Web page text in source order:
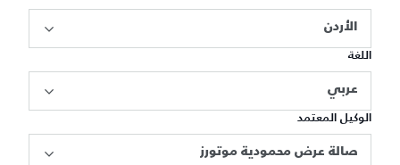
الأردن
اللغة
عربي
الوكيل المعتمد
صالة عرض محمودية موتورز